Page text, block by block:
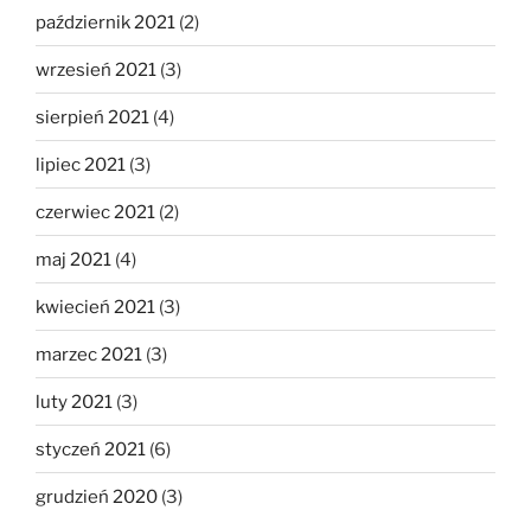
październik 2021 (2)
wrzesień 2021 (3)
sierpień 2021 (4)
lipiec 2021 (3)
czerwiec 2021 (2)
maj 2021 (4)
kwiecień 2021 (3)
marzec 2021 (3)
luty 2021 (3)
styczeń 2021 (6)
grudzień 2020 (3)